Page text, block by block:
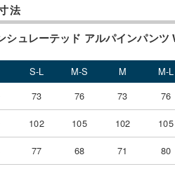
法
シュレーテッド アルパインパン
S-L M-S M
M-L
73 76 73 76
102 105 102 105
77 68 71 80